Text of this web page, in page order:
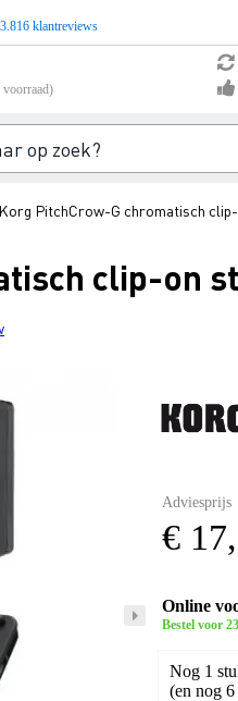
klantreviews
voorraad)
Korg PitchCrow-G chromatisch
clip-on
Adviesprijs
€
Online
Bestel voor
Nog 1
(en nog